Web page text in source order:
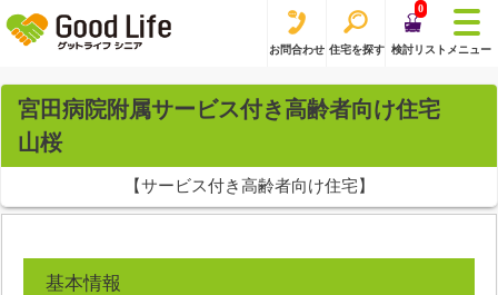
お問合わせ 住宅を探す
0
検討リスト メニュー
宮田病院附属サービス付き高齢者向け住宅
山桜
【サービス付き高齢者向け住宅】
基本情報